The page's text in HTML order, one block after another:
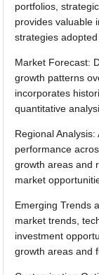
portfolios,
provides valuable
strategies
Market Forecast:
growth patterns
incorporates
quantitative
Regional
performance
growth areas and
market
Emerging Trends
market trends,
investment
growth areas and